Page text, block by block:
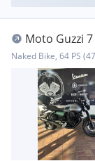
Moto Guzzi
Naked Bike, 64 PS